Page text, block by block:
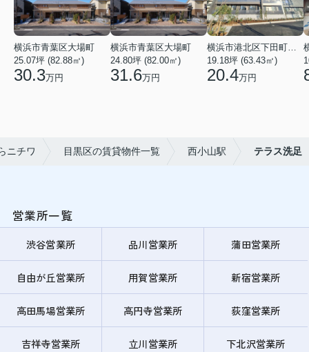
横浜市青葉区大場町
25.07坪 (82.88㎡)
30.3万円
横浜市青葉区大場町
24.80坪 (82.00㎡)
31.6万円
19.18坪 (63.43㎡)
20.4万円
ニチワ 目黒区の賃貸物件一覧 西小山駅 テラス洗足
営業所一覧
渋谷営業所 品川営業所 蒲田営業所
自由が丘営業所 用賀営業所 新宿営業所
高田馬場営業所 高円寺営業所 荻窪営業所
吉祥寺営業所 立川営業所 下北沢営業所